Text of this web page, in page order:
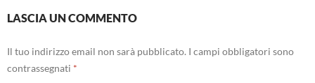
LASCIA UN COMMENTO
Il tuo indirizzo email non sarà pubblicato. I campi obbligatori sono
contrassegnati *